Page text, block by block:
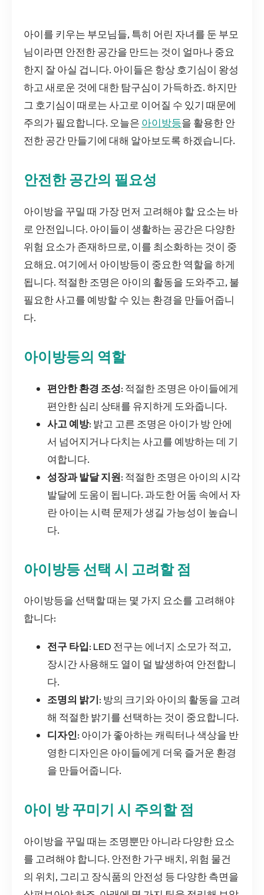
아이를 키우는 부모님들, 특히 어린 자녀를 둔 부모
님이라면 안전한 공간을 만드는 것이 얼마나 중요
한지 잘 아실 겁니다. 아이들은 항상 호기심이 왕성
하고 새로운 것에 대한 탐구심이 가득하죠. 하지만
그 호기심이 때로는 사고로 이어질 수 있기 때문에
주의가 필요합니다. 오늘은 아이방등을 활용한 안
전한 공간 만들기에 대해 알아보도록 하겠습니다.
안전한 공간의 필요성
아이방을 꾸밀 때 가장 먼저 고려해야 할 요소는 바
로 안전입니다. 아이들이 생활하는 공간은 다양한
위험 요소가 존재하므로, 이를 최소화하는 것이 중
요해요. 여기에서 아이방등이 중요한 역할을 하게
됩니다. 적절한 조명은 아이의 활동을 도와주고, 불
필요한 사고를 예방할 수 있는 환경을 만들어줍니
다.
아이방등의 역할
편안한 환경 조성: 적절한 조명은 아이들에게
편안한 심리 상태를 유지하게 도와줍니다.
사고 예방: 밝고 고른 조명은 아이가 방 안에
서 넘어지거나 다치는 사고를 예방하는 데 기
여합니다.
성장과 발달 지원: 적절한 조명은 아이의 시각
발달에 도움이 됩니다. 과도한 어둠 속에서 자
란 아이는 시력 문제가 생길 가능성이 높습니
다.
아이방등 선택 시 고려할 점
아이방등을 선택할 때는 몇 가지 요소를 고려해야
합니다:
전구 타입: LED 전구는 에너지 소모가 적고,
장시간 사용해도 열이 덜 발생하여 안전합니
다.
조명의 밝기: 방의 크기와 아이의 활동을 고려
해 적절한 밝기를 선택하는 것이 중요합니다.
디자인: 아이가 좋아하는 캐릭터나 색상을 반
영한 디자인은 아이들에게 더욱 즐거운 환경
을 만들어줍니다.
아이 방 꾸미기 시 주의할 점
아이방을 꾸밀 때는 조명뿐만 아니라 다양한 요소
를 고려해야 합니다. 안전한 가구 배치, 위험 물건
의 위치, 그리고 장식품의 안전성 등 다양한 측면을